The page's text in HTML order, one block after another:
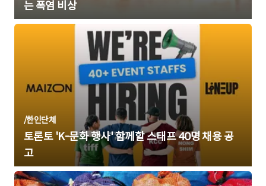
는 폭염 비상
/한인단체
토론토 'K-문화 행사' 함께할 스태프 40명 채용 공
고